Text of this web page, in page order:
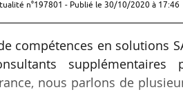
n°197801 - Publié le 30/10/2020 à 17:46
compétences en solutions
nous parlons de